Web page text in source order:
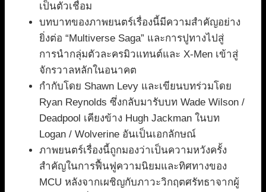
เป็นตัวเชื่อม
บทบาทของภาพยนตร์เรื่องนี้มีความสำคัญอย่าง
ยิ่งต่อ “Multiverse Saga” และการปูทางไปสู่
การนำกลุ่มตัวละครมิวแทนต์และ X-Men เข้าสู่
จักรวาลหลักในอนาคต
กำกับโดย Shawn Levy และเขียนบทร่วมโดย
Ryan Reynolds ซึ่งกลับมารับบท Wade Wilson /
Deadpool เคียงข้าง Hugh Jackman ในบท
Logan / Wolverine อันเป็นเอกลักษณ์
ภาพยนตร์เรื่องนี้ถูกมองว่าเป็นความหวังครั้ง
สำคัญในการฟื้นฟูความนิยมและทิศทางของ
MCU หลังจากเผชิญกับภาวะวิกฤตศรัทธาจากผู้